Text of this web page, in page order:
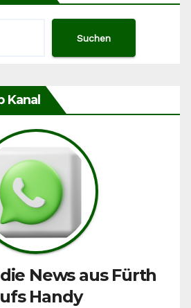
Suchen
Kanal
News aus Fürth
Handy